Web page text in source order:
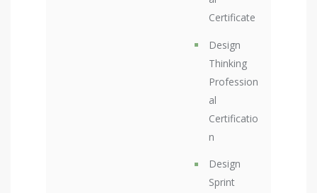
Certificate
Design
Thinking
Profession
al
Certificatio
n
Design
Sprint